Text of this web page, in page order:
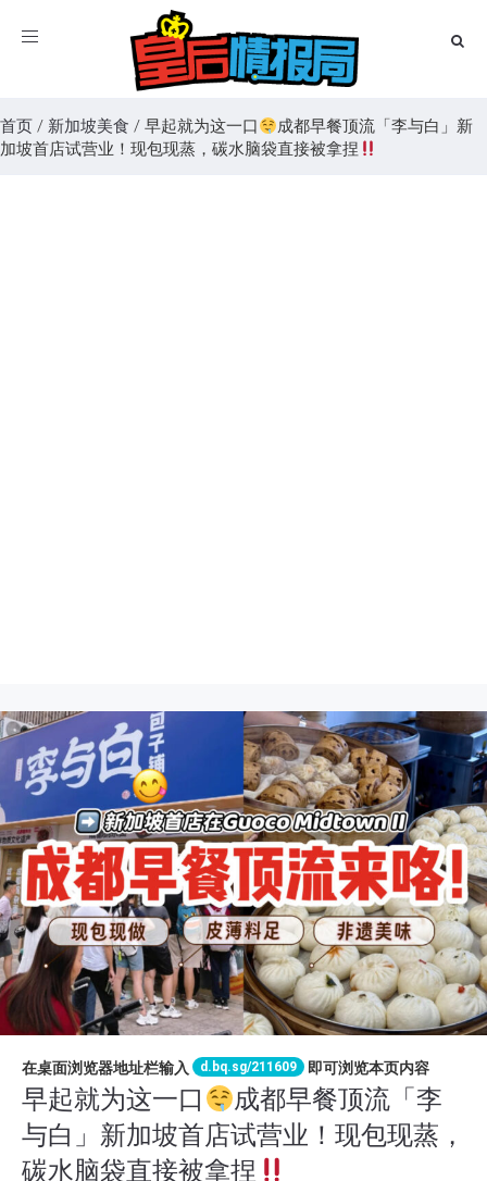
Toggle
首页 / 新加坡美食 / 早起就为这一口
成都早餐顶流「李与白」新
加坡首店试营业！现包现蒸，碳水脑袋直接被拿捏
在桌面浏览器地址栏输入 d.bq.sg/211609 即可浏览本页内容
早起就为这一口
成都早餐顶流「李
与白」新加坡首店试营业！现包现蒸，
碳水脑袋直接被拿捏